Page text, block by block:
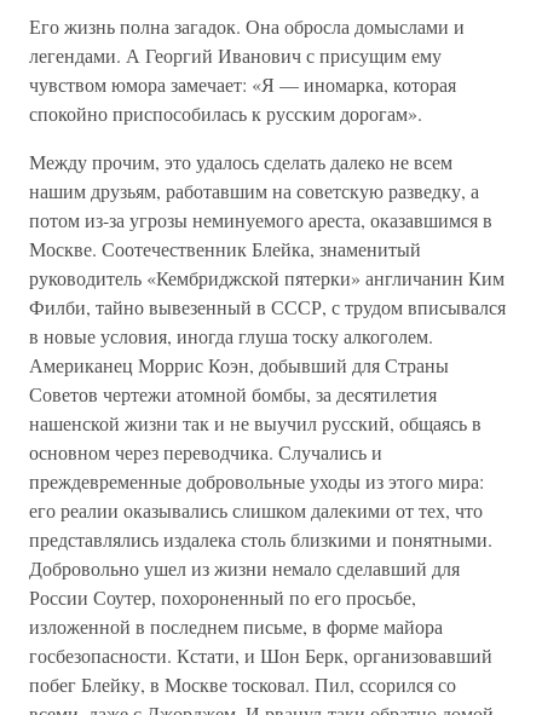
Его жизнь полна загадок. Она обросла домыслами и
легендами. А Георгий Иванович с присущим ему
чувством юмора замечает: «Я — иномарка, которая
спокойно приспособилась к русским дорогам».
Между прочим, это удалось сделать далеко не всем
нашим друзьям, работавшим на советскую разведку, а
потом из-за угрозы неминуемого ареста, оказавшимся в
Москве. Соотечественник Блейка, знаменитый
руководитель «Кембриджской пятерки» англичанин Ким
Филби, тайно вывезенный в СССР, с трудом вписывался
в новые условия, иногда глуша тоску алкоголем.
Американец Моррис Коэн, добывший для Страны
Советов чертежи атомной бомбы, за десятилетия
нашенской жизни так и не выучил русский, общаясь в
основном через переводчика. Случались и
преждевременные добровольные уходы из этого мира:
его реалии оказывались слишком далекими от тех, что
представлялись издалека столь близкими и понятными.
Добровольно ушел из жизни немало сделавший для
России Соутер, похороненный по его просьбе,
изложенной в последнем письме, в форме майора
госбезопасности. Кстати, и Шон Берк, организовавший
побег Блейку, в Москве тосковал. Пил, ссорился со